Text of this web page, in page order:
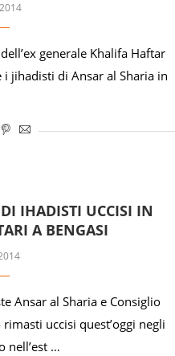
generale Khalifa Haftar
jihadisti di Ansar al Sharia in
IHADISTI UCCISI IN
A BENGASI
Ansar al Sharia e Consiglio
uccisi quest’oggi negli
nell’est …